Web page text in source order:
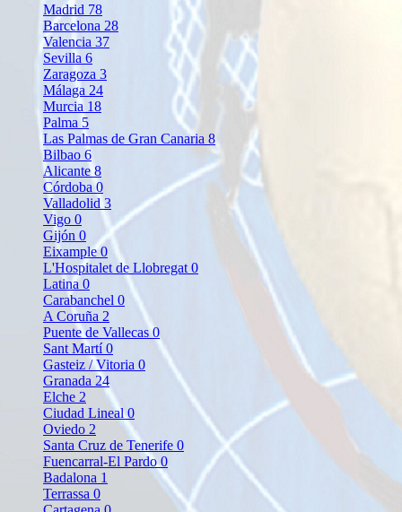
Madrid 78
Barcelona 28
Valencia 37
Sevilla 6
Zaragoza 3
Málaga 24
Murcia 18
Palma 5
Las Palmas de Gran Canaria 8
Bilbao 6
Alicante 8
Córdoba 0
Valladolid 3
Vigo 0
Gijón 0
Eixample0
L'Hospitalet de Llobregat 0
Latina 0
Carabanchel 0
A Coruña 2
Puente de Vallecas0
Sant Martí0
Gasteiz / Vitoria 0
Granada 24
Elche 2
Ciudad Lineal0
Oviedo 2
Santa Cruz de Tenerife 0
Fuencarral-El Pardo0
Badalona 1
Terrassa 0